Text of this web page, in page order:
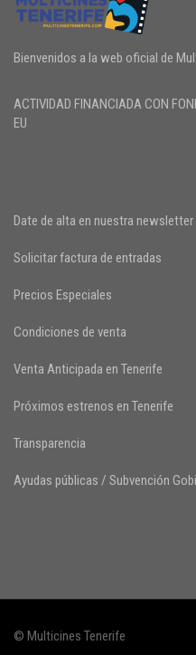
Bienvenidos a la web oficial de
ACTIVIDAD FINANCIADA CON
EU
Date de alta en nuestra newsletter
Solicitar factura de entradas
Precios Especiales
Condiciones de venta
Venta Anticipada en Tenerife
Próximos estrenos en Tenerife
Transparencia
Ayudas públicas / Subvención
© Multicines Tenerife